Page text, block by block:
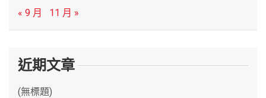
« 9 月
11 月 »
近期文章
(無標題)